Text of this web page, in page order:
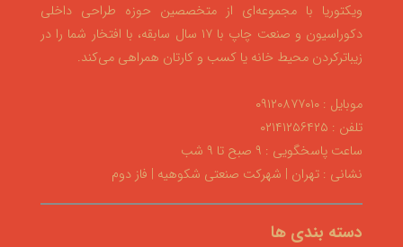
ویکتوریا با مجموعه‌ای از متخصصین حوزه طراحی داخلی
دکوراسیون و صنعت چاپ با ۱۷ سال سابقه، با افتخار شما را در
زیباترکردن محیط خانه یا کسب و کارتان همراهی می‌کند.
موبایل : ۰۹۱۲۰۸۷۷۰۱۰
تلفن : ۰۲۱۴۱۲۵۶۴۲۵
ساعت پاسخگویی : ۹ صبح تا ۹ شب
نشانی : تهران | شهرکت صنعتی شکوهیه | فاز دوم
دسته بندی ها